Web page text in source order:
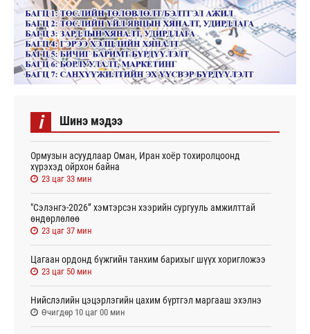
i Шинэ мэдээ
Ормузын асуудлаар Оман, Иран хоёр тохиролцоонд
хүрэхэд ойрхон байна
23 цаг 33 мин
"Сэлэнгэ-2026” хэмтэрсэн хээрийн сургууль амжилттай
өндөрлөлөө
23 цаг 37 мин
Цагаан ордонд бүжгийн танхим барихыг шүүх хоригложээ
23 цаг 50 мин
Нийслэлийн цэцэрлэгийн цахим бүртгэл маргааш эхэлнэ
Өчигдөр 10 цаг 00 мин